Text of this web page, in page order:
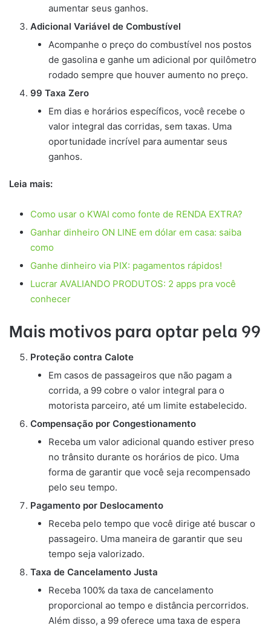
aumentar seus ganhos.
Adicional Variável de Combustível
Acompanhe o preço do combustível nos postos
de gasolina e ganhe um adicional por quilômetro
rodado sempre que houver aumento no preço.
99 Taxa Zero
Em dias e horários específicos, você recebe o
valor integral das corridas, sem taxas. Uma
oportunidade incrível para aumentar seus
ganhos.
Leia mais:
Como usar o KWAI como fonte de RENDA EXTRA?
Ganhar dinheiro ON LINE em dólar em casa: saiba
como
Ganhe dinheiro via PIX: pagamentos rápidos!
Lucrar AVALIANDO PRODUTOS: 2 apps pra você
conhecer
Mais motivos para optar pela 99
Proteção contra Calote
Em casos de passageiros que não pagam a
corrida, a 99 cobre o valor integral para o
motorista parceiro, até um limite estabelecido.
Compensação por Congestionamento
Receba um valor adicional quando estiver preso
no trânsito durante os horários de pico. Uma
forma de garantir que você seja recompensado
pelo seu tempo.
Pagamento por Deslocamento
Receba pelo tempo que você dirige até buscar o
passageiro. Uma maneira de garantir que seu
tempo seja valorizado.
Taxa de Cancelamento Justa
Receba 100% da taxa de cancelamento
proporcional ao tempo e distância percorridos.
Além disso, a 99 oferece uma taxa de espera